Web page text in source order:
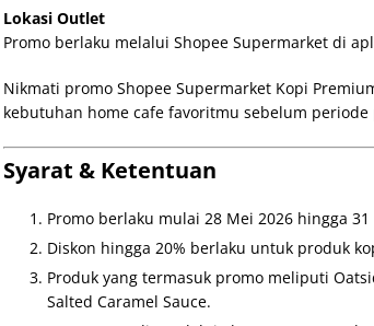
Lokasi Outlet
Promo berlaku melalui Shopee Supermarket di
Nikmati promo Shopee Supermarket Kopi
kebutuhan home cafe favoritmu sebelum
Syarat & Ketentuan
Promo berlaku mulai 28 Mei 2026 hingga 31
Diskon hingga 20% berlaku untuk produk
Produk yang termasuk promo meliputi
Salted Caramel Sauce.